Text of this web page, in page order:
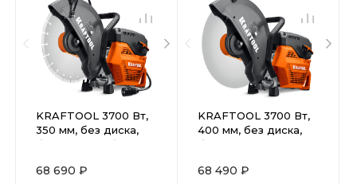
KRAFTOOL 3700 Вт,
350 мм, без диска,
бензорез по бетону
68 690 ₽
KRAFTOOL 3700 Вт,
400 мм, без диска,
бензорез по металлу
68 490 ₽